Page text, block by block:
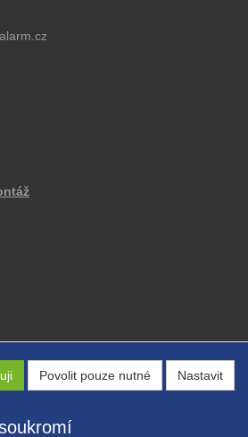
Povolit pouze nutné Nastavit